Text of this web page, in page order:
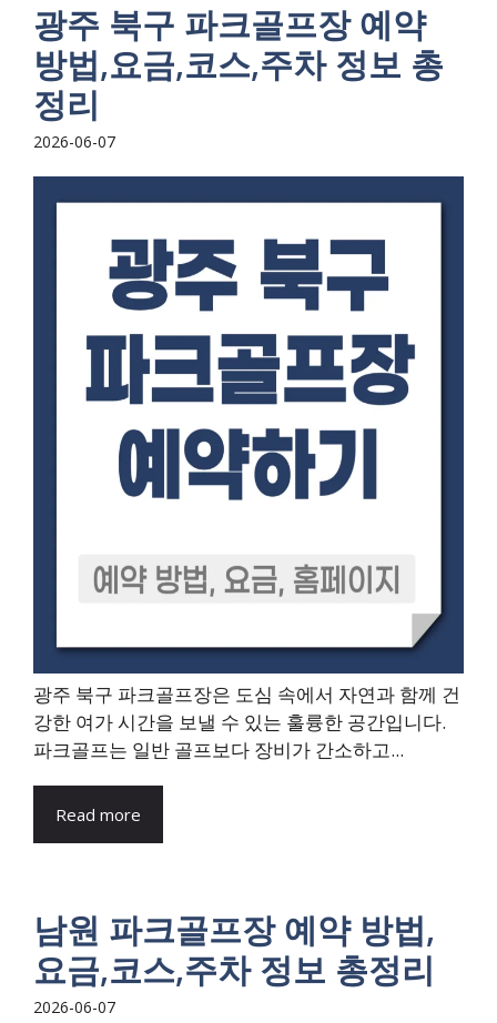
광주 북구 파크골프장 예약
방법,요금,코스,주차 정보 총
정리
2026-06-07
광주 북구 파크골프장은 도심 속에서 자연과 함께 건
강한 여가 시간을 보낼 수 있는 훌륭한 공간입니다.
파크골프는 일반 골프보다 장비가 간소하고...
Read more
남원 파크골프장 예약 방법,
요금,코스,주차 정보 총정리
2026-06-07